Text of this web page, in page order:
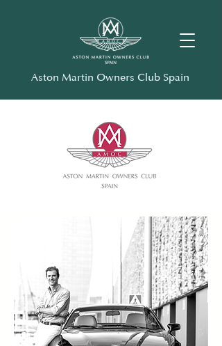
Aston Martin Owners Club Spain